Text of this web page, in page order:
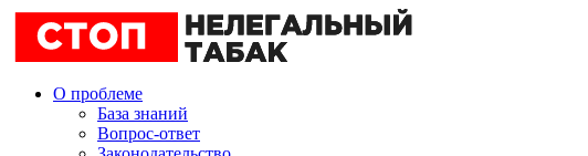
О проблеме
База знаний
Вопрос-ответ